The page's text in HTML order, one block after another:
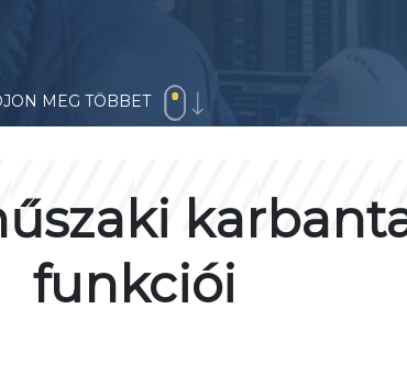
MEG TÖBBET
funkciói